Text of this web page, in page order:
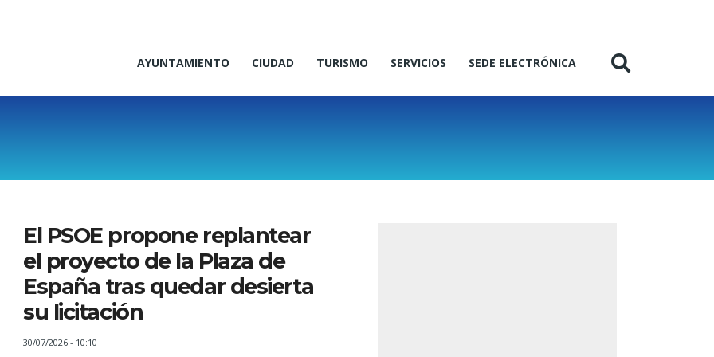
AYUNTAMIENTO CIUDAD TURISMO SERVICIOS SEDE ELECTRÓNICA
El PSOE propone replantear
el proyecto de la Plaza de
España tras quedar desierta
su licitación
30/07/2026 - 10:10